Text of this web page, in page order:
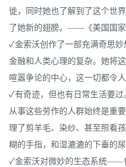
徙，同时她也了解到了这个世
了她新的翅膀。——《美国国家
✓金索沃创作了一部充满奇思
金融和人类心理的复杂。她将
喧嚣争论的中心，这一切都令
✓有奇迹，但也有日常生活要
从事这些劳作的人群始终是重
理了剪羊毛、染纱、甚至照看
糊的手指，和湿漉漉的下垂的
✓金索沃对微妙的生态系统——